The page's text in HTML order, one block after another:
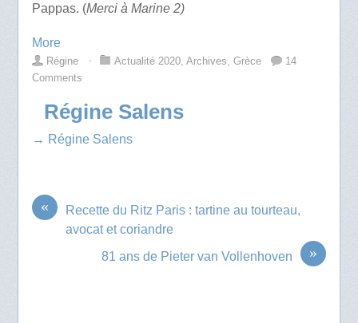
Pappas. (Merci à Marine 2)
More
Régine ⋅ Actualité 2020, Archives Grèce
14
Comments
Régine Salens
→ Régine Salens
«
Recette du Ritz Paris : tartine au tourteau,
avocat et coriandre
»
81 ans de Pieter van Vollenhoven